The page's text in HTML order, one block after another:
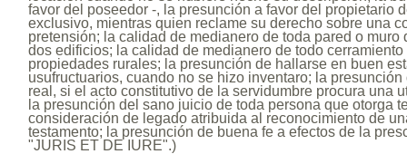
favor del poseedor -, la presunción a favor del propietario
exclusivo, mientras quien reclame su derecho sobre una
pretensión; la calidad de medianero de toda pared o muro
dos edificios; la calidad de medianero de todo
propiedades rurales; la presunción de hallarse en buen
usufructuarios, cuando no se hizo inventaro; la
real, si el acto constitutivo de la servidumbre procura una
la presunción del sano juicio de toda persona que otorga
consideración de legado atribuida al reconocimiento de
testamento; la presunción de buena fe a efectos de la
"JURIS ET DE IURE".)